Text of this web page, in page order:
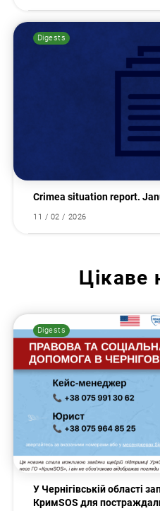
Digests
Crimea situation report.
11 / 02 / 2026
Цікаве
Digests
У Чернігівській області
КримSOS для